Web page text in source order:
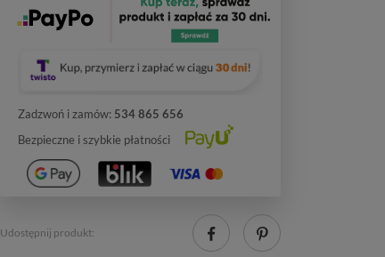
Zadzwoń i zamów: 534 865 656
Bezpieczne i szybkie płatności
Udostępnij produkt: